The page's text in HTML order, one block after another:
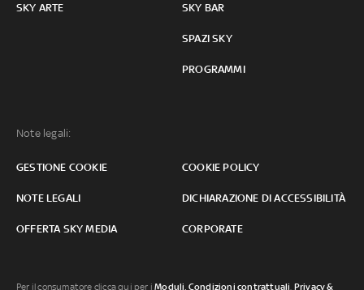
SKY ARTE SKY BAR
SPAZI SKY
PROGRAMMI
Note legali:
GESTIONE COOKIE COOKIE POLICY
NOTE LEGALI DICHIARAZIONE DI ACCESSIBILITÀ
OFFERTA SKY MEDIA CORPORATE
Per il consumatore clicca qui per iModuli, Condizioni contrattuali Privacy &